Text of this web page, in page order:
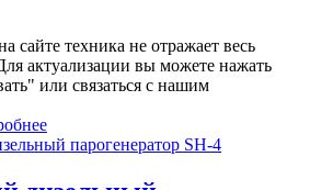
сайте техника не отражает весь
актуализации вы можете нажать
или связаться с нашим